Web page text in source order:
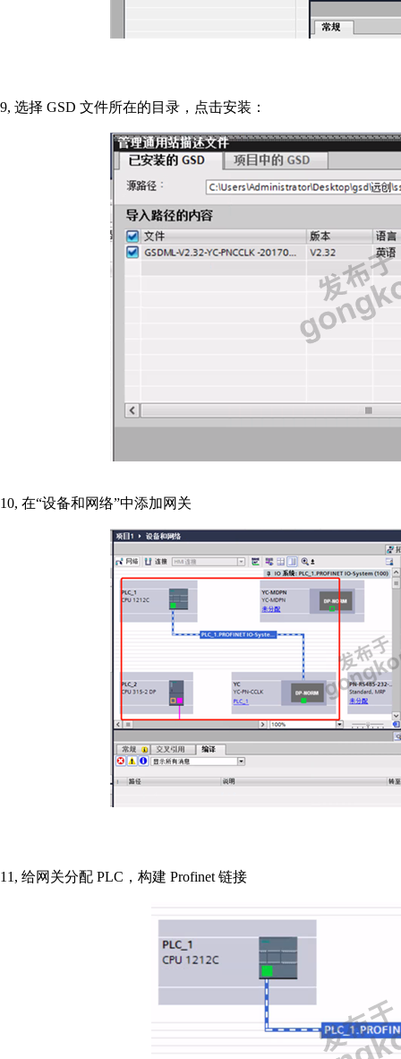
9, 选择 GSD 文件所在的目录，点击安装：
10, 在“设备和网络”中添加网关
11, 给网关分配 PLC ，构建 Profinet 链接